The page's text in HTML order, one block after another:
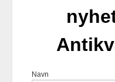
Navn